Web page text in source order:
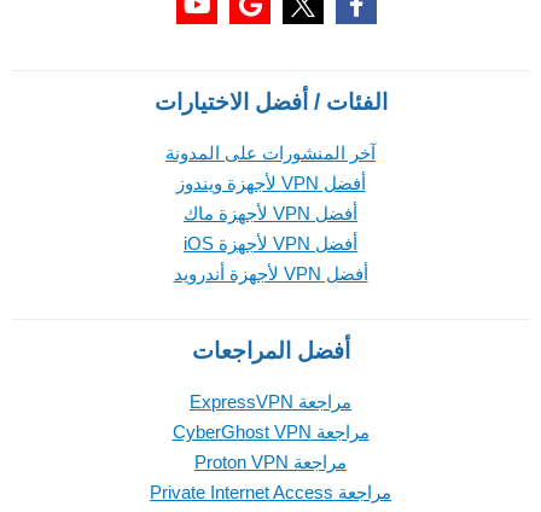
الفئات / أفضل الاختيارات
آخر المنشورات على المدونة
أفضل VPN لأجهزة ويندوز
أفضل VPN لأجهزة ماك
أفضل VPN لأجهزة iOS
أفضل VPN لأجهزة أندرويد
أفضل المراجعات
مراجعة ExpressVPN
مراجعة CyberGhost VPN
مراجعة Proton VPN
مراجعة Private Internet Access